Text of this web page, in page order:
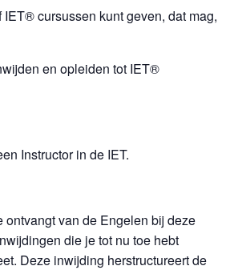
cursussen kunt geven, dat mag,
en opleiden tot IET®
Instructor in de IET.
ontvangt van de Engelen bij deze
die je tot nu toe hebt
Deze inwijding herstructureert de